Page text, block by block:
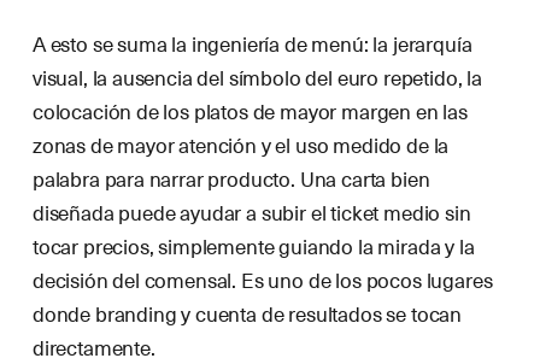
A esto se suma la ingeniería de menú: la jerarquía
visual, la ausencia del símbolo del euro repetido, la
colocación de los platos de mayor margen en las
zonas de mayor atención y el uso medido de la
palabra para narrar producto. Una carta bien
diseñada puede ayudar a subir el ticket medio sin
tocar precios, simplemente guiando la mirada y la
decisión del comensal. Es uno de los pocos lugares
donde branding y cuenta de resultados se tocan
directamente.